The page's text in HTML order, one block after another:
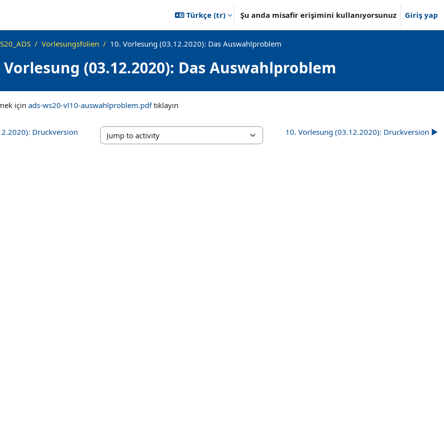
Türkçe ‎(tr)‎ Şu anda misafir erişimini kullanıyorsunuz Giriş yap
Vorlesungsfolien 10. Vorlesung (03.12.2020): Das Auswahlproblem
Vorlesung (03.12.2020): Das Auswahlproblem
için ads-ws20-vl10-auswahlproblem.pdftıklayın
Druckversion
Jump to activity
10. Vorlesung (03.12.2020): Druckversion ▶︎